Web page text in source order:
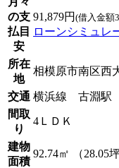
の支
払目
安
91,879円 (借入金額
ローンシミュレ
所在
地
相模原市南区西
交通 横浜線 古淵駅
間取
り
4ＬＤＫ
建物
面積
92.74㎡ （28.05坪